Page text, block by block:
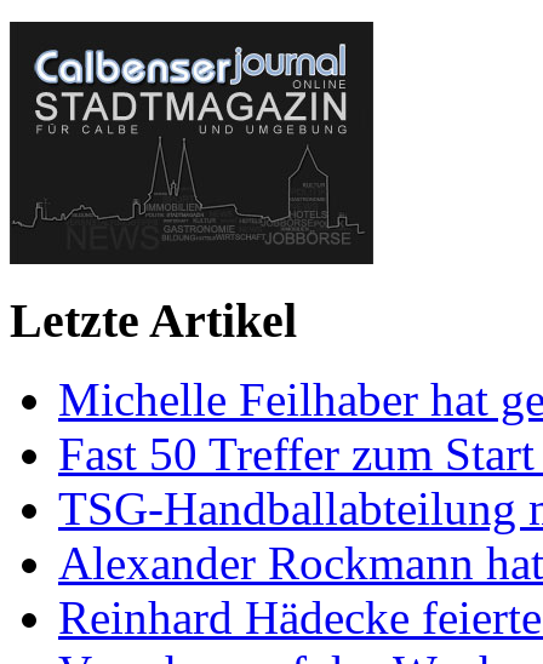
Letzte Artikel
Michelle Feilhaber hat
Fast 50 Treffer zum
TSG-Handballabteilung
Alexander Rockmann
Reinhard Hädecke